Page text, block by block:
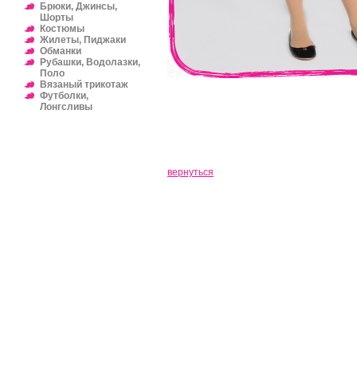
Брюки, Джинсы,
Шорты
Костюмы
Жилеты, Пиджаки
Обманки
Рубашки, Водолазки,
Поло
Вязаный трикотаж
Футболки,
Лонгсливы
вернуться